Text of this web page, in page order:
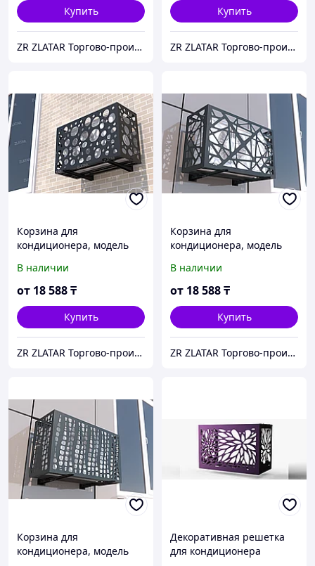
Купить
ZR ZLATAR Торгово-производственная Компания.
Купить
ZR ZLATAR Торгово-производственная Компания.
Корзина для
кондиционера, модель
В наличии
от 18 588₸
Купить
ZR ZLATAR Торгово-производственная Компания.
Корзина для
кондиционера, модель
В наличии
от 18 588₸
Купить
ZR ZLATAR Торгово-производственная Компания.
Корзина для
кондиционера, модель
Декоративная решетка
для кондиционера